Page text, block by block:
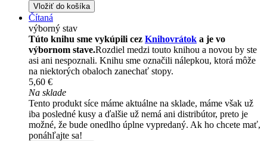
Vložiť do košíka
Čítaná
výborný stav
Túto knihu sme vykúpili cez Knihovrátok a je vo
výbornom stave.Rozdiel medzi touto knihou a novou by ste
asi ani nespoznali. Knihu sme označili nálepkou, ktorá môže
na niektorých obaloch zanechať stopy.
5,60 €
Na sklade
Tento produkt síce máme aktuálne na sklade, máme však už
iba posledné kusy a ďalšie už nemá ani distribútor, preto je
možné, že bude onedlho úplne vypredaný. Ak ho chcete mať,
ponáhľajte sa!